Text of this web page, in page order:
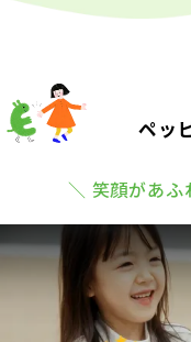
ペッ
＼ 笑顔があ